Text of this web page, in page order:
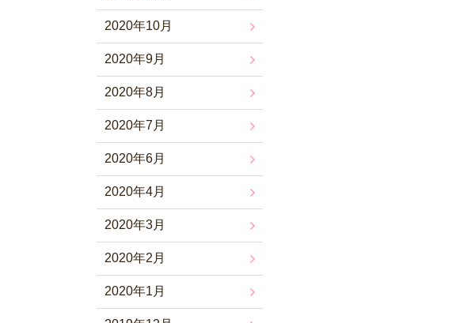
2020年10月
2020年9月
2020年8月
2020年7月
2020年6月
2020年4月
2020年3月
2020年2月
2020年1月